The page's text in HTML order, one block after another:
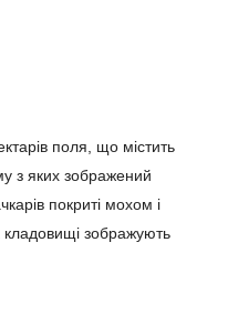
поля, що містить
з яких зображений
покриті мохом і
кладовищі зображують